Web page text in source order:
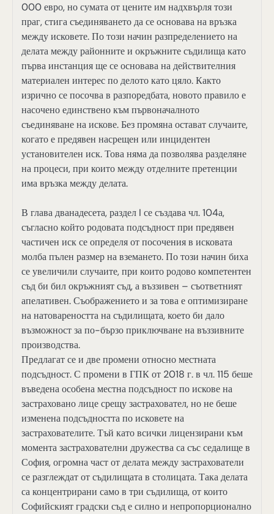
000 евро, но сумата от цените им надхвърля този
праг, стига съединяването да се основава на връзка
между исковете. По този начин разпределението на
делата между районните и окръжните съдилища като
първа инстанция ще се основава на действителния
материален интерес по делото като цяло. Както
изрично се посочва в разпоредбата, новото правило е
насочено единствено към първоначалното
съединяване на искове. Без промяна остават случаите,
когато е предявен насрещен или инцидентен
установителен иск. Това няма да позволява разделяне
на процеси, при които между отделните претенции
има връзка между делата.
В глава дванадесета, раздел I се създава чл. 104а,
съгласно който родовата подсъдност при предявен
частичен иск се определя от посочения в исковата
молба пълен размер на вземането. По този начин биха
се увеличили случаите, при които родово компетентен
съд би бил окръжният съд, а въззивен – съответният
апелативен. Съображението и за това е оптимизиране
на натовареността на съдилищата, което би дало
възможност за по-бързо приключване на въззивните
производства.
Предлагат се и две промени относно местната
подсъдност. С промени в ГПК от 2018 г. в чл. 115 беше
въведена особена местна подсъдност по искове на
застраховано лице срещу застраховател, но не беше
изменена подсъдността по исковете на
застрахователите. Тъй като всички лицензирани към
момента застрахователни дружества са със седалище в
София, огромна част от делата между застрахователи
се разглеждат от съдилищата в столицата. Така делата
са концентрирани само в три съдилища, от които
Софийският градски съд е силно и непропорционално